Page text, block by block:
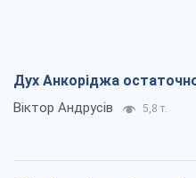
Дух Анкоріджа
Віктор Андрусів 5,8 т.